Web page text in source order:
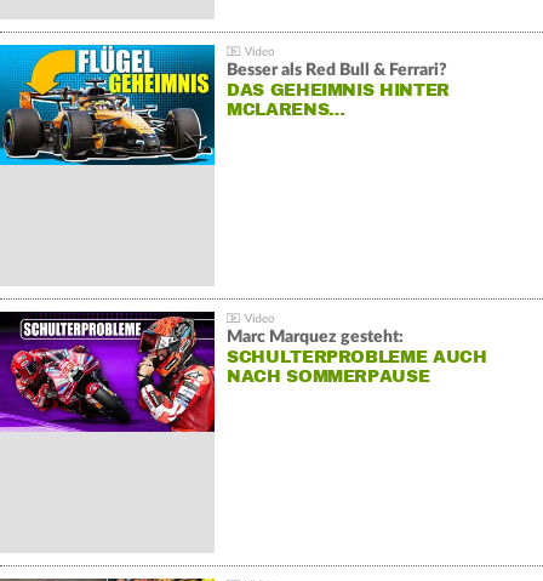
Besser als Red Bull & Ferrari?
DAS GEHEIMNIS HINTER
MCLARENS…
Marc Marquez gesteht:
SCHULTERPROBLEME AUCH
NACH SOMMERPAUSE